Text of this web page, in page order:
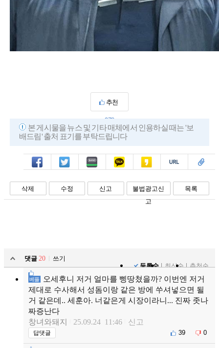
추천
278
본 게시물을 뉴스 및 기타 매체에서 인용하실 때는 '보
배드림' 출처 표기를 부탁드립니다
페북 트윗 밴드 카톡 카스 복사 스크랩
삭제 수정 신고
불법광고신
고
목록
댓글 20
쓰기
등록순
최신순 추천순
베플
오세후니 저거 얼마를 삥땅쳤을까? 이번엔 저거
제대로 수사해서 성돔이랑 같은 방에 쑤셔넣으면 될
거 같은데.. 세훈아. 너같은게 시장이라니... 진짜 좃나
짜증난다
창녀와돼지
25.09.24 11:46 신고
답댓글 39 0